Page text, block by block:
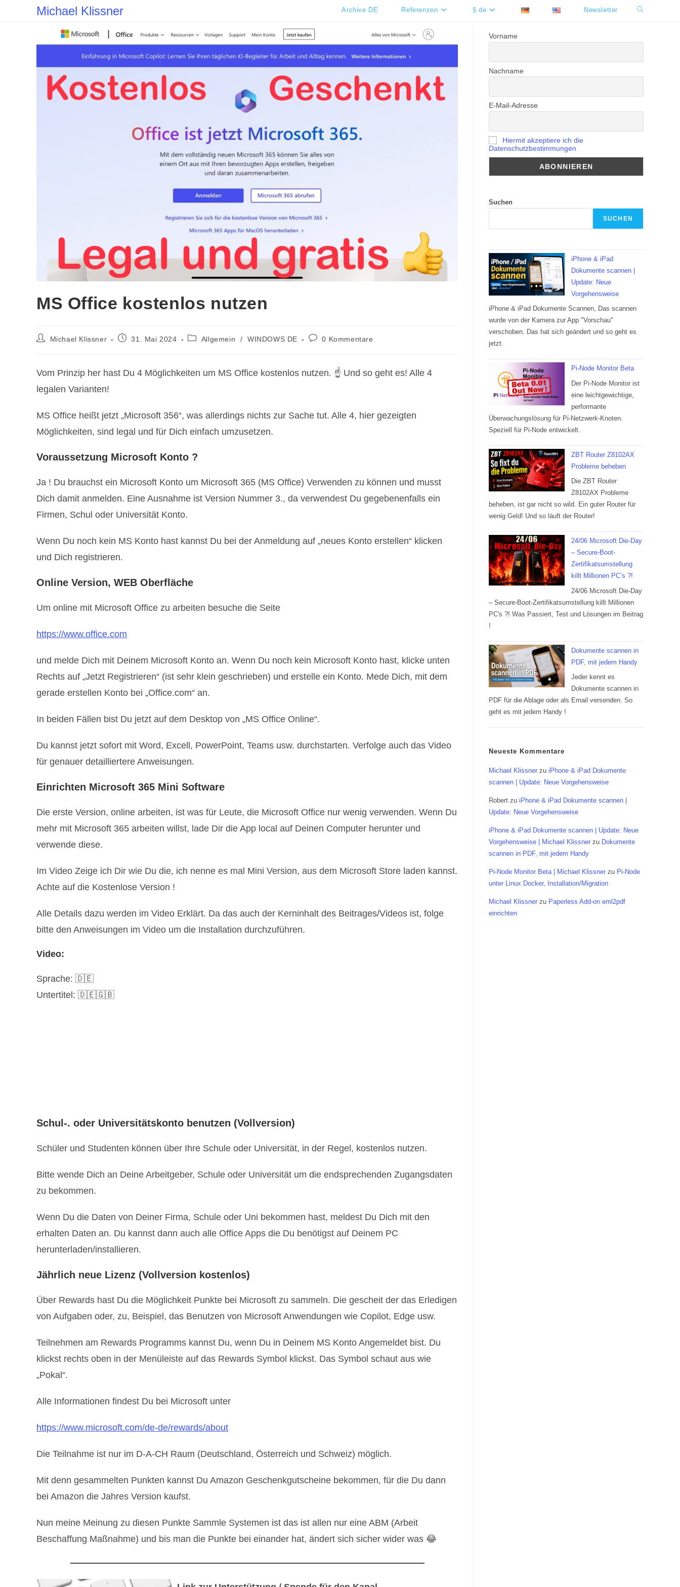
Michael Klissner Archive DE Referenzen § de Newsletter Website-
MS Office kostenlos nutzen
Beitrags-
Michael Klissner
Beitrag31. Mai 2024
Beitrags-
Allgemein / WINDOWS DE
Beitrags-
0 Kommentare
Vom Prinzip her hast Du 4 Möglichkeiten um MS Office kostenlos nutzen. ☝️ Und so geht es! Alle 4
legalen Varianten!
MS Office heißt jetzt „Microsoft 356“, was allerdings nichts zur Sache tut. Alle 4, hier gezeigten
Möglichkeiten, sind legal und für Dich einfach umzusetzen.
Voraussetzung Microsoft Konto ?
Ja ! Du brauchst ein Microsoft Konto um Microsoft 365 (MS Office) Verwenden zu können und musst
Dich damit anmelden. Eine Ausnahme ist Version Nummer 3., da verwendest Du gegebenenfalls ein
Firmen, Schul oder Universität Konto.
Wenn Du noch kein MS Konto hast kannst Du bei der Anmeldung auf „neues Konto erstellen“ klicken
und Dich registrieren.
Online Version, WEB Oberfläche
Um online mit Microsoft Office zu arbeiten besuche die Seite
https://www.office.com
und melde Dich mit Deinem Microsoft Konto an. Wenn Du noch kein Microsoft Konto hast, klicke unten
Rechts auf „Jetzt Registrieren“ (ist sehr klein geschrieben) und erstelle ein Konto. Mede Dich, mit dem
gerade erstellen Konto bei „Office.com“ an.
In beiden Fällen bist Du jetzt auf dem Desktop von „MS Office Online“.
Du kannst jetzt sofort mit Word, Excell, PowerPoint, Teams usw. durchstarten. Verfolge auch das Video
für genauer detailliertere Anweisungen.
Einrichten Microsoft 365 Mini Software
Die erste Version, online arbeiten, ist was für Leute, die Microsoft Office nur wenig verwenden. Wenn Du
mehr mit Microsoft 365 arbeiten willst, lade Dir die App local auf Deinen Computer herunter und
verwende diese.
Im Video Zeige ich Dir wie Du die, ich nenne es mal Mini Version, aus dem Microsoft Store laden kannst.
Achte auf die Kostenlose Version !
Alle Details dazu werden im Video Erklärt. Da das auch der Kerninhalt des Beitrages/Videos ist, folge
bitte den Anweisungen im Video um die Installation durchzuführen.
Video:
Sprache: 🇩🇪
Untertitel: 🇩🇪🇬🇧
Schul-. oder Universitätskonto benutzen (Vollversion)
Schüler und Studenten können über Ihre Schule oder Universität, in der Regel, kostenlos nutzen.
Bitte wende Dich an Deine Arbeitgeber, Schule oder Universität um die endsprechenden Zugangsdaten
zu bekommen.
Wenn Du die Daten von Deiner Firma, Schule oder Uni bekommen hast, meldest Du Dich mit den
erhalten Daten an. Du kannst dann auch alle Office Apps die Du benötigst auf Deinem PC
herunterladen/installieren.
Jährlich neue Lizenz (Vollversion kostenlos)
Über Rewards hast Du die Möglichkeit Punkte bei Microsoft zu sammeln. Die gescheit der das Erledigen
von Aufgaben oder, zu, Beispiel, das Benutzen von Microsoft Anwendungen wie Copilot, Edge usw.
Teilnehmen am Rewards Programms kannst Du, wenn Du in Deinem MS Konto Angemeldet bist. Du
klickst rechts oben in der Menüleiste auf das Rewards Symbol klickst. Das Symbol schaut aus wie
„Pokal“.
Alle Informationen findest Du bei Microsoft unter
https://www.microsoft.com/de-de/rewards/about
Die Teilnahme ist nur im D-A-CH Raum (Deutschland, Österreich und Schweiz) möglich.
Mit denn gesammelten Punkten kannst Du Amazon Geschenkgutscheine bekommen, für die Du dann
bei Amazon die Jahres Version kaufst.
Nun meine Meinung zu diesen Punkte Sammle Systemen ist das ist allen nur eine ABM (Arbeit
Beschaffung Maßnahme) und bis man die Punkte bei einander hat, ändert sich sicher wider was 😂
Vorname
Nachname
E-Mail-Adresse
Hiermit akzeptiere ich die
Datenschutzbestimmungen
Suchen
SUCHEN
iPhone & iPad
Dokumente scannen |
Update: Neue
Vorgehensweise
iPhone & iPad Dokumente Scannen, Das scannen
wurde von der Kamera zur App "Vorschau"
verschoben. Das hat sich geändert und so geht es
jetzt.
Pi-Node Monitor Beta
Der Pi-Node Monitor ist
eine leichtgewichtige,
performante
Überwachungslösung für Pi-Netzwerk-Knoten.
Speziell für Pi-Node entwickelt.
ZBT Router Z8102AX
Probleme beheben
Die ZBT Router
Z8102AX Probleme
beheben, ist gar nicht so wild. Ein guter Router für
wenig Geld! Und so läuft der Router!
24/06 Microsoft Die-Day
– Secure-Boot-
Zertifikatsumstellung
killt Millionen PC’s ?!
24/06 Microsoft Die-Day
– Secure-Boot-Zertifikatsumstellung killt Millionen
PC's ?! Was Passiert, Test und Lösungen im Beitrag
!
Dokumente scannen in
PDF, mit jedem Handy
Jeder kennt es
Dokumente scannen in
PDF für die Ablage oder als Email versenden. So
geht es mit jedem Handy !
Neueste Kommentare
Michael Klissner zu iPhone & iPad Dokumente
scannen | Update: Neue Vorgehensweise
Robert zu iPhone & iPad Dokumente scannen |
Update: Neue Vorgehensweise
iPhone & iPad Dokumente scannen | Update: Neue
Vorgehensweise | Michael Klissner zu Dokumente
scannen in PDF, mit jedem Handy
Pi-Node Monitor Beta | Michael Klissner zu Pi-Node
unter Linux Docker, Installation/Migration
Michael Klissner zu Paperless Add-on eml2pdf
einrichten